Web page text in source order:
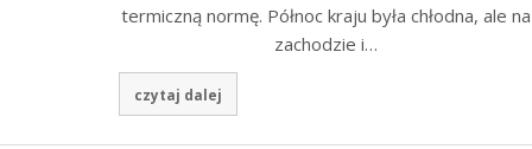
termiczną normę. Północ kraju była chłodna, ale na
zachodzie i…
czytaj dalej